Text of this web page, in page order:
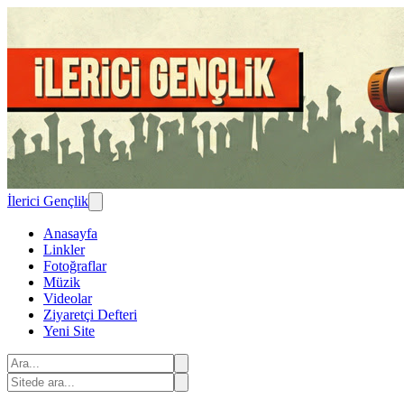
İlerici Gençlik
Anasayfa
Linkler
Fotoğraflar
Müzik
Videolar
Ziyaretçi Defteri
Yeni Site